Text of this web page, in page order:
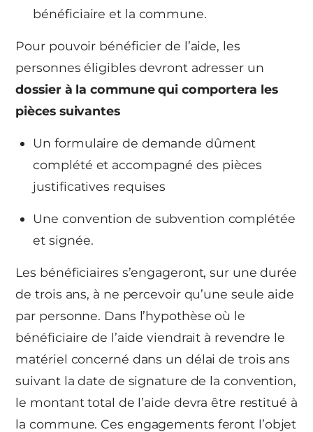
bénéficiaire et la commune.
Pour pouvoir bénéficier de l’aide, les
personnes éligibles devront adresser un
dossier à la commune qui comportera les
pièces suivantes
Un formulaire de demande dûment
complété et accompagné des pièces
justificatives requises
Une convention de subvention complétée
et signée.
Les bénéficiaires s’engageront, sur une durée
de trois ans, à ne percevoir qu’une seule aide
par personne. Dans l’hypothèse où le
bénéficiaire de l’aide viendrait à revendre le
matériel concerné dans un délai de trois ans
suivant la date de signature de la convention,
le montant total de l’aide devra être restitué à
la commune. Ces engagements feront l’objet